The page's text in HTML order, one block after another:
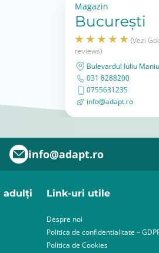
Magazin
București
(Vezi
reviews)
Bulevardul Iuliu
031 8288200
0755631235
info@adapt.ro
info@adapt.ro
adulţi Link-uri utile
Despre noi
Politica de confidentialitate –
Politica de Cookies